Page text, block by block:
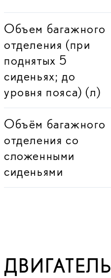
Объем багажного
отделения (при
поднятых 5
сиденьях; до
уровня пояса) (л)
Объём багажного
отделения со
сложенными
сиденьями
ДВИГАТЕЛЬ